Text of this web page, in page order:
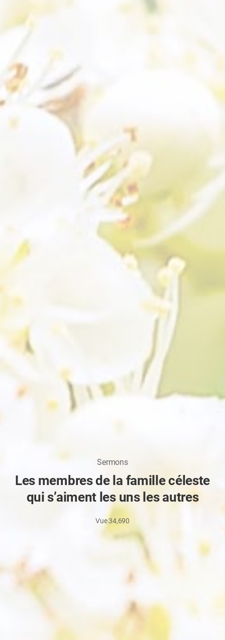
Sermons
Les membres de la famille céleste
qui s’aiment les uns les autres
Jan
Vue34,690